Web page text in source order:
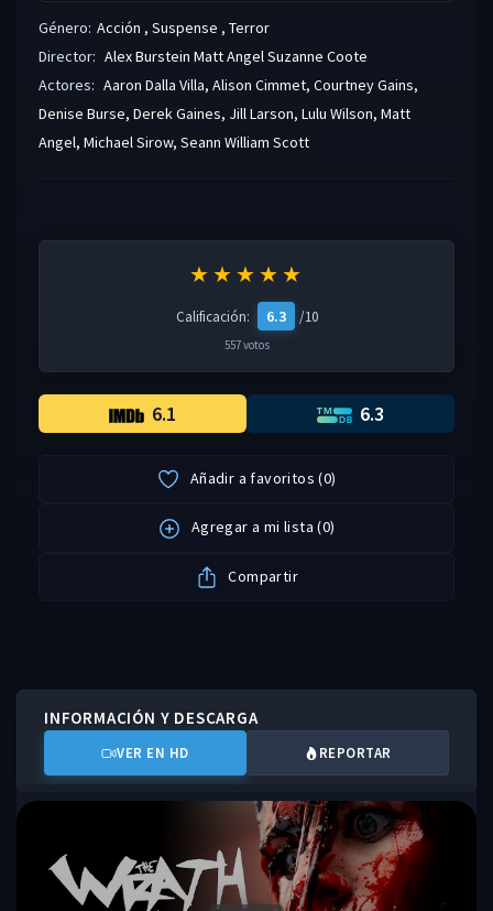
Género: Acción , Suspense , Terror
Director: Alex Burstein Matt AngelSuzanne Coote
Actores: Aaron Dalla Villa, Alison Cimmet, Courtney Gains,
Denise Burse, Derek Gaines, Jill Larson, Lulu Wilson, Matt
Angel, Michael Sirow, Seann William Scott
★★★★★
Calificación: 6.3 /10
557 votos
6.1 6.3
Añadir a favoritos (0)
Agregar a mi lista (0)
Compartir
INFORMACIÓN Y DESCARGA
VER EN HD REPORTAR